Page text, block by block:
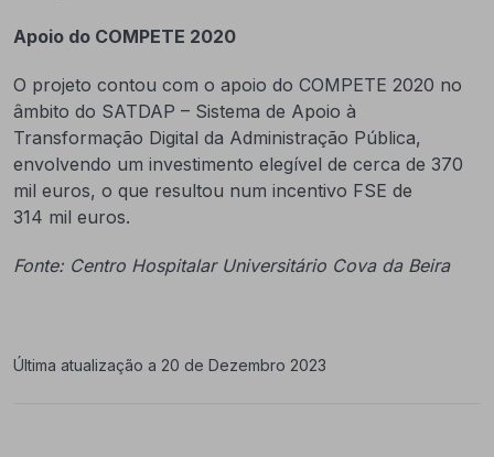
Apoio do COMPETE 2020
O projeto contou com o apoio do COMPETE 2020 no
âmbito do SATDAP – Sistema de Apoio à
Transformação Digital da Administração Pública,
envolvendo um investimento elegível de cerca de 370
mil euros, o que resultou num incentivo FSE de
314 mil euros.
Fonte: Centro Hospitalar Universitário Cova da Beira
Última atualização a 20 de Dezembro 2023